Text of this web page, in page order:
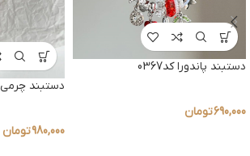
دستبند پاندورا کد0367
690,000تومان
دستبند چرمی LV
980,000تومان